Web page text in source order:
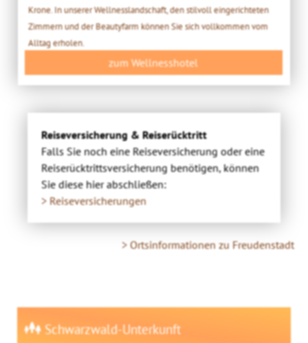
Krone. In unserer Wellnesslandschaft, den stilvoll eingerichteten
Zimmern und der Beautyfarm können Sie sich vollkommen vom
Alltag erholen.
zum Wellnesshotel
Reiseversicherung & Reiserücktritt
Falls Sie noch eine Reiseversicherung oder eine
Reiserücktrittsversicherung benötigen, können
Sie diese hier abschließen:
> Reiseversicherungen
> Ortsinformationen zu Freudenstadt
Schwarzwald-Unterkunft